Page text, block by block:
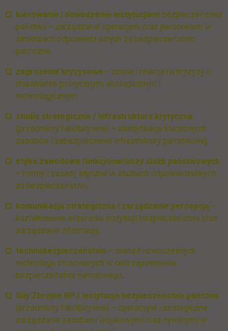
kierowanie i dowodzenie instytucjami bezpieczeństwa
państwa – zarządzanie operacjami oraz personelem w
strukturach odpowiedzialnych za bezpieczeństwo
publiczne;
zagrożenia kryzysowe – ocena i reakcja na kryzysy o
charakterze politycznym, ekologicznym i
technologicznym;
studia strategiczne / infrastruktura krytyczna
(przedmioty fakultatywne) – identyfikacja kluczowych
zasobów i zabezpieczenie infrastruktury państwowej;
etyka zawodowa funkcjonariuszy służb państwowych
– normy i zasady etyczne w służbach odpowiedzialnych
za bezpieczeństwo;
komunikacja strategiczna i zarządzanie percepcją –
kształtowanie wizerunku instytucji bezpieczeństwa oraz
zarządzanie informacją;
technobezpieczeństwo – analiza nowoczesnych
technologii stosowanych w celu zapewnienia
bezpieczeństwa narodowego;
Siły Zbrojne RP / instytucje bezpieczeństwa państwa
(przedmioty fakultatywne) – operacyjne i strategiczne
zarządzanie zasobami wojskowymi oraz cywilnymi w